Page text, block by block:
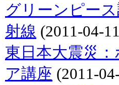
グリーンピー
射線 (2011-04-
東日本大震災
ア講座 (2011-